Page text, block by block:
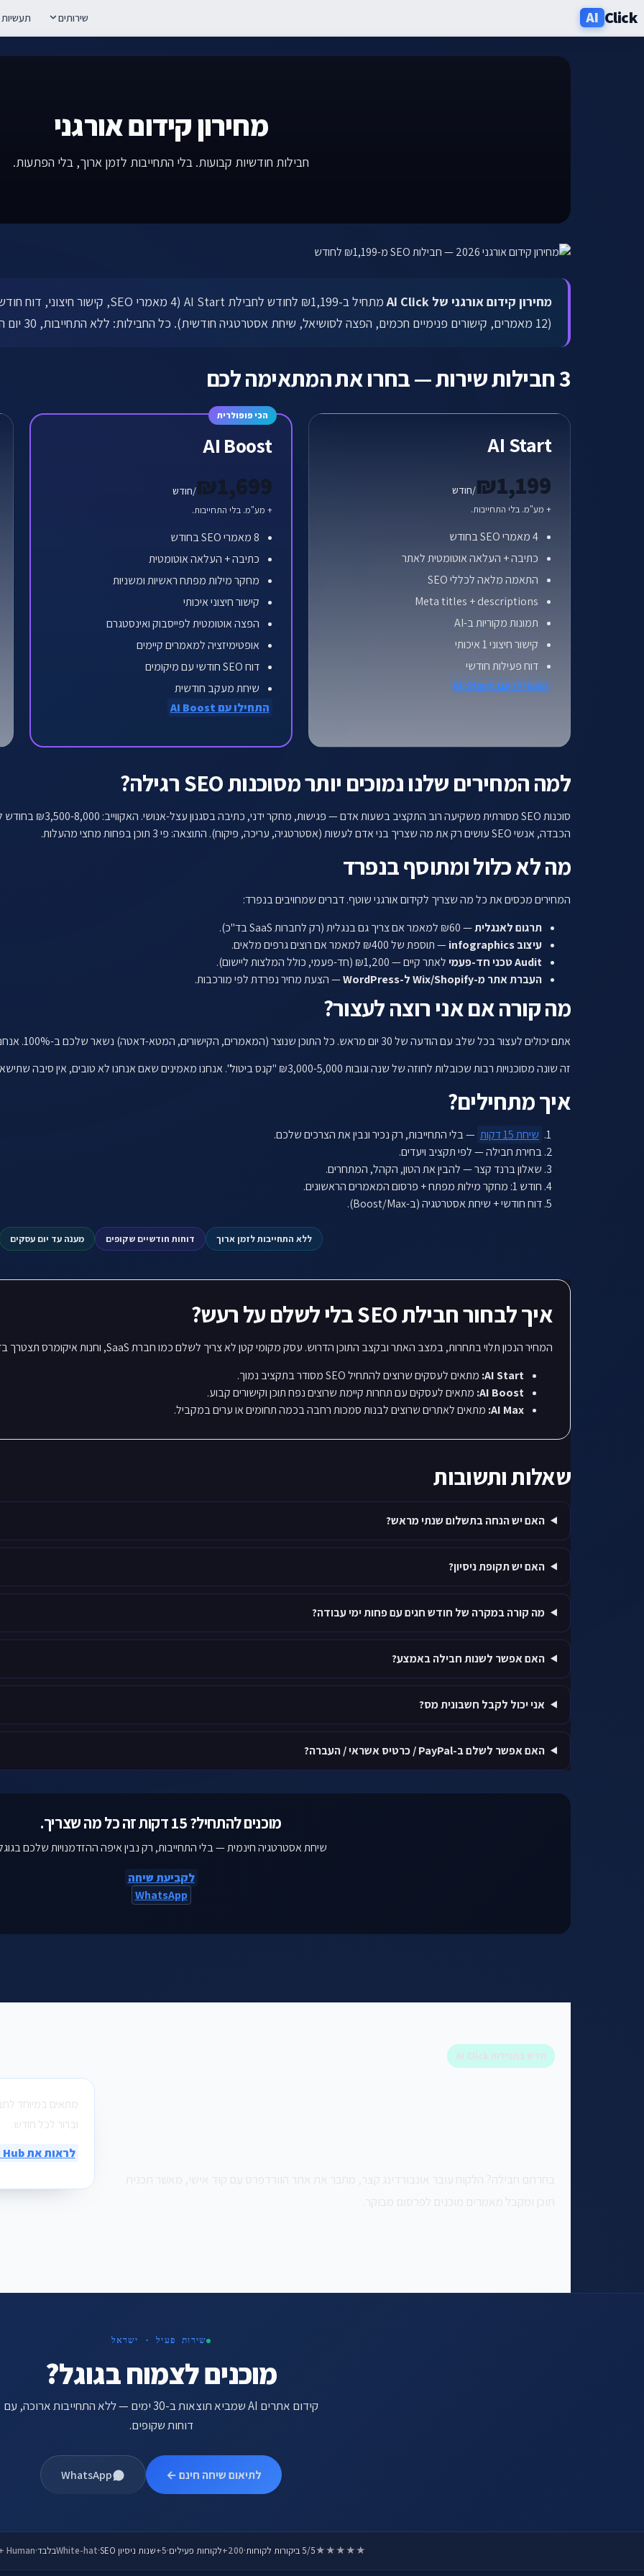
AI Click שירותים תעשיות
מחירון קידום אורגני
חבילות חודשיות קבועות. בלי התחייבות לזמן ארוך, בלי הפתעות.
מחירון קידום אורגני של AI Click
(12 מאמרים, קישורים פנימיים חכמים, הפצה לסושיאל, שיחת אסטרטגיה חודשית). כל החבילות: ללא התחייבות, 30 יום הודעה מראש לביטול, כל התוכן נשאר שלכם.
3 חבילות שירות — בחרו את המתאימה לכם
AI Start
₪1,199/חודש
+ מע"מ. בלי התחייבות.
4 מאמרי SEO בחודש
כתיבה + העלאה אוטומטית לאתר
התאמה מלאה לכללי SEO
Meta titles + descriptions
תמונות מקוריות ב-AI
קישור חיצוני 1 איכותי
דוח פעילות חודשי
התחילו עם AI Start
הכי פופולרית
AI Boost
₪1,699/חודש
+ מע"מ. בלי התחייבות.
8 מאמרי SEO בחודש
כתיבה + העלאה אוטומטית
מחקר מילות מפתח ראשיות ומשניות
קישור חיצוני איכותי
הפצה אוטומטית לפייסבוק ואינסטגרם
אופטימיזציה למאמרים קיימים
דוח SEO חודשי עם מיקומים
שיחת מעקב חודשית
התחילו עם AI Boost
למה המחירים שלנו נמוכים יותר מסוכנות SEO רגילה?
הכבדה, אנשי SEO עושים רק את מה שצריך בני אדם לעשות (אסטרטגיה, עריכה, פיקוח). התוצאה: פי 3 תוכן בפחות מחצי מהעלות.
מה לא כלול ומתוסף בנפרד
המחירים מכסים את כל מה שצריך לקידום אורגני שוטף. דברים שמחויבים בנפרד:
תרגום לאנגלית— ₪60 למאמר אם צריך גם בנגלית (רק לחברות SaaS בד"כ).
עיצוב infographics
— תוספת של ₪400 למאמר אם רוצים גרפים מלאים.
Audit טכני חד-פעמי
לאתר קיים — ₪1,200 (חד-פעמי, כולל המלצות ליישום).
העברת אתר מ-Wix/Shopify ל-WordPress
— הצעת מחיר נפרדת לפי מורכבות.
מה קורה אם אני רוצה לעצור?
אתם יכולים לעצור בכל שלב עם הודעה של 30 יום מראש. כל התוכן שנוצר (המאמרים, הקישורים, המטא-דאטה) נשאר שלכם ב-100%. אנחנו לא לוקחים את התוכן חזרה ולא מוסיפים "קנס יציאה".
זה שונה מסוכנויות רבות שכובלות לחוזה של שנה וגובות ₪3,000-5,000 "קנס ביטול". אנחנו מאמינים שאם אנחנו לא טובים, אין סיבה שתישארו.
איך מתחילים?
שיחת 15 דקות
— בלי התחייבות, רק נכיר ונבין את הצרכים שלכם.
בחירת חבילה — לפי תקציב ויעדים.
שאלון ברנד קצר — להבין את הטון, הקהל, המתחרים.
חודש 1: מחקר מילות מפתח + פרסום המאמרים הראשונים.
דוח חודשי + שיחת אסטרטגיה (ב-Boost/Max).
ללא התחייבות לזמן ארוך דוחות חודשיים שקופים מענה עד יום עסקים
איך לבחור חבילת SEO בלי לשלם על רעש?
המחיר הנכון תלוי בתחרות, במצב האתר ובקצב התוכן הדרוש. עסק מקומי קטן לא צריך לשלם כמו חברת SaaS, וחנות איקומרס תצטרך בדרך כלל יותר עמודי קטגוריה, תוכן וקישורים.
AI Start: מתאים לעסקים שרוצים להתחיל SEO מסודר בתקציב נמוך.
AI Boost: מתאים לעסקים עם תחרות קיימת שרוצים נפח תוכן וקישורים קבוע.
AI Max: מתאים לאתרים שרוצים לבנות סמכות רחבה בכמה תחומים או ערים במקביל.
שאלות ותשובות
האם יש הנחה בתשלום שנתי מראש?
האם יש תקופת ניסיון?
מה קורה במקרה של חודש חגים עם פחות ימי עבודה?
האם אפשר לשנות חבילה באמצע?
אני יכול לקבל חשבונית מס?
האם אפשר לשלם ב-PayPal / כרטיס אשראי / העברה?
מוכנים להתחיל? 15 דקות זה כל מה שצריך.
שיחת אסטרטגיה חינמית — בלי התחייבות, רק נבין איפה ההזדמנויות שלכם
לקביעת שיחה
WhatsApp
חדש בחבילות AI Click
וברור לכל חודש.
לראות את Growth Hub
שירות פעיל · ישראל
מוכנים לצמוח בגוגל?
קידום אתרים AI שמביא תוצאות ב-30 ימים — ללא התחייבות ארוכה, עם
דוחות שקופים.
לתיאום שיחה חינם ← WhatsApp
★★★★★5/5 ביקורות לקוחות ·
200+ לקוחות פעילים·
5+ שנות ניסיון SEO ·
White-hatבלבד·
Human